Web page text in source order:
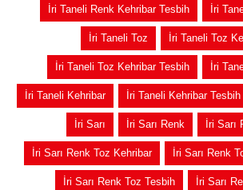
İri Taneli Renk Kehribar Tesbih İri
İri Taneli Toz İri Taneli Toz
İri Taneli Toz Kehribar Tesbih İri
İri Taneli Kehribar İri Taneli Kehribar Tesbih
İri Sarı İri Sarı Renk İri Sarı
İri Sarı Renk Toz Kehribar İri Sarı Renk
İri Sarı Renk Toz Tesbih İri Sarı